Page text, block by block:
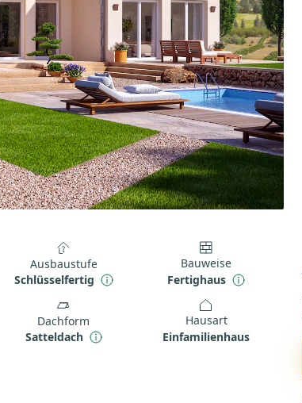
Ausbaustufe
Schlüsselfertig
Bauweise
Fertighaus
Dachform
Satteldach
Hausart
Einfamilienhaus